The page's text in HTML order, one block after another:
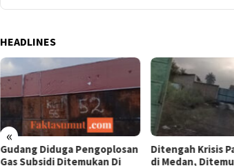
HEADLINES
«
Gudang Diduga Pengoplosan
Gas Subsidi Ditemukan Di
Ditengah Krisis
di Medan,